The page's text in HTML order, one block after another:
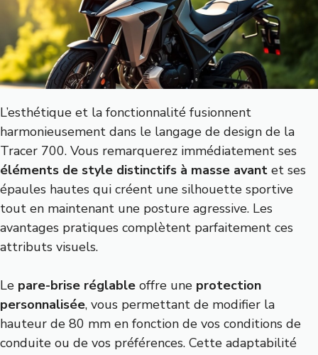
L’esthétique et la fonctionnalité fusionnent
harmonieusement dans le langage de design de la
Tracer 700. Vous remarquerez immédiatement ses
éléments de style distinctifs à masse avant et ses
épaules hautes qui créent une silhouette sportive
tout en maintenant une posture agressive. Les
avantages pratiques complètent parfaitement ces
attributs visuels.
Le pare-brise réglable offre une protection
personnalisée, vous permettant de modifier la
hauteur de 80 mm en fonction de vos conditions de
conduite ou de vos préférences. Cette adaptabilité